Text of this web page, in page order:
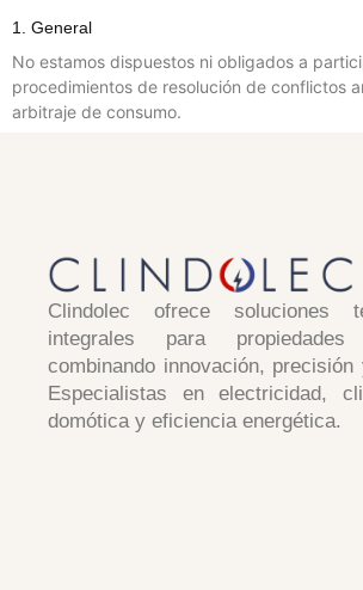
1. General
No estamos dispuestos ni obligados a
procedimientos de resolución de conflictos
arbitraje de consumo.
Clindolec ofrece soluciones
integrales para
combinando innovación, precisión
Especialistas enelectricidad,
domótica y eficiencia energética.